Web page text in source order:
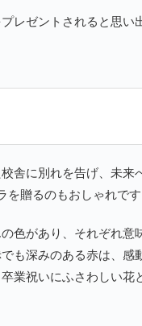
レゼントされると思い
舎に別れを告げ、未来
を贈るのもおしゃれです
色があり、それぞれ意
も深みのある赤は、感
業祝いにふさわしい花